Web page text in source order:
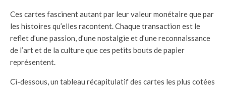
Ces cartes fascinent autant par leur valeur monétaire que par
les histoires qu’elles racontent. Chaque transaction est le
reflet d’une passion, d’une nostalgie et d’une reconnaissance
de l’art et de la culture que ces petits bouts de papier
représentent.
Ci-dessous, un tableau récapitulatif des cartes les plus cotées